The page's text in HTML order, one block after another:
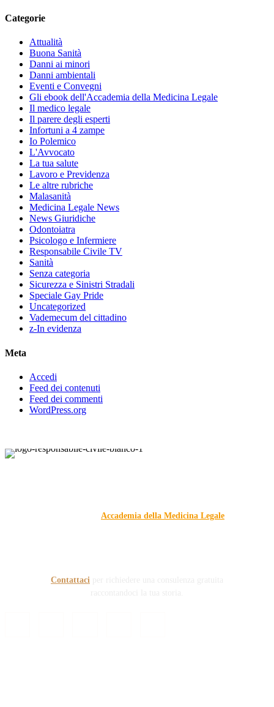
Categorie
Attualità
Buona Sanità
Danni ai minori
Danni ambientali
Eventi e Convegni
Gli ebook dell'Accademia della Medicina Legale
Il medico legale
Il parere degli esperti
Infortuni a 4 zampe
Io Polemico
L'Avvocato
La tua salute
Lavoro e Previdenza
Le altre rubriche
Malasanità
Medicina Legale News
News Giuridiche
Odontoiatra
Psicologo e Infermiere
Responsabile Civile TV
Sanità
Senza categoria
Sicurezza e Sinistri Stradali
Speciale Gay Pride
Uncategorized
Vademecum del cittadino
z-In evidenza
Meta
Accedi
Feed dei contenuti
Feed dei commenti
WordPress.org
Accademia della Medicina Legale
Contattaci